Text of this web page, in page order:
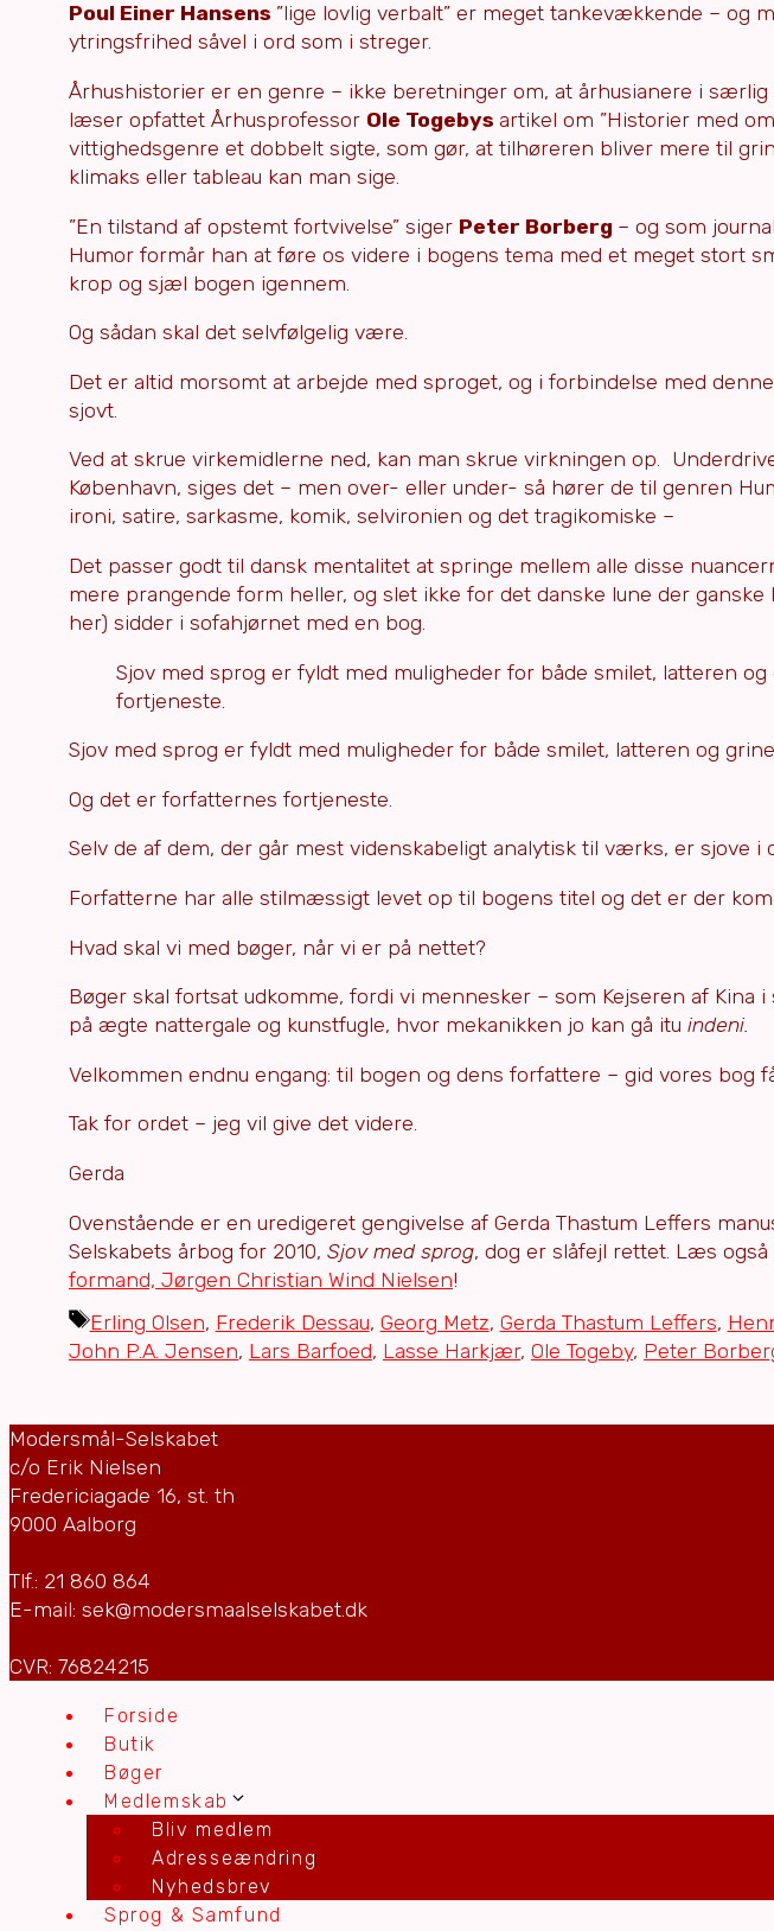
Poul Einer Hansens ”lige lovlig verbalt” er meget tankevækkende – og
ytringsfrihed såvel i ord som i streger.
Århushistorier er en genre – ikke beretninger om, at århusianere i
læser opfattet Århusprofessor Ole Togebys artikel om ”Historier med
vittighedsgenre et dobbelt sigte, som gør, at tilhøreren bliver mere til
klimaks eller tableau kan man sige.
”En tilstand af opstemt fortvivelse” siger Peter Borberg – og som
Humor formår han at føre os videre i bogens tema med et meget stort
krop og sjæl bogen igennem.
Og sådan skal det selvfølgelig være.
Det er altid morsomt at arbejde med sproget, og i forbindelse med
sjovt.
Ved at skrue virkemidlerne ned, kan man skrue virkningen op.
København, siges det – men over- eller under- så hører de til genren
ironi, satire, sarkasme, komik, selvironien og det tragikomiske –
Det passer godt til dansk mentalitet at springe mellem alle disse
mere prangende form heller, og slet ikke for det danske lune der
her) sidder i sofahjørnet med en bog.
Sjov med sprog er fyldt med muligheder for både smilet, latteren
fortjeneste.
Sjov med sprog er fyldt med muligheder for både smilet, latteren og
Og det er forfatternes fortjeneste.
Selv de af dem, der går mest videnskabeligt analytisk til værks, er sjove i
Forfatterne har alle stilmæssigt levet op til bogens titel og det er der
Hvad skal vi med bøger, når vi er på nettet?
Bøger skal fortsat udkomme, fordi vi mennesker – som Kejseren af
på ægte nattergale og kunstfugle, hvor mekanikken jo kan gå itu indeni.
Velkommen endnu engang: til bogen og dens forfattere – gid vores bog
Tak for ordet – jeg vil give det videre.
Gerda
Ovenstående er en uredigeret gengivelse af Gerda Thastum Leffers
Selskabets årbog for 2010, Sjov med sprog, dog er slåfejl rettet. Læs også
formand, Jørgen Christian Wind Nielsen!
Tags
Erling Olsen, Frederik Dessau, Georg Metz, Gerda Thastum Leffers,
John P.A. Jensen, Lars Barfoed, Lasse Harkjær, Ole Togeby, Peter
Modersmål-Selskabet
c/o Erik Nielsen
Fredericiagade 16, st. th
9000 Aalborg
Tlf.: 21 860 864
E-mail: sek@modersmaalselskabet.dk
CVR: 76824215
Forside
Butik
Bøger
Medlemskab
Bliv medlem
Adresseændring
Nyhedsbrev
Sprog & Samfund